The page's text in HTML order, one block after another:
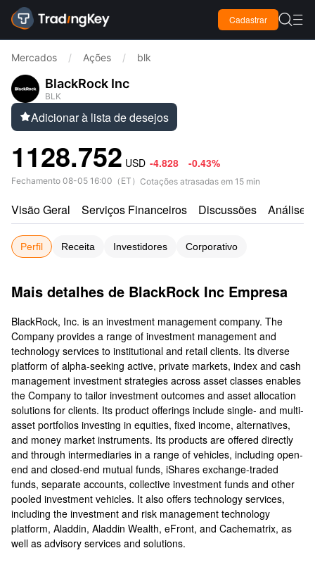
Cadastrar  
Mercados / Ações / blk
BlackRock Inc
BLK
Adicionar à lista de desejos
1128.752 USD -4.828 -0.43%
Fechamento 08-05 16:00 （ ET ） Cotações atrasadas em 15 min
Visão Geral Serviços Financeiros Discussões Análises
Perfil Receita Investidores Corporativo
Mais detalhes de BlackRock Inc Empresa
BlackRock, Inc. is an investment management company. The
Company provides a range of investment management and
technology services to institutional and retail clients. Its diverse
platform of alpha-seeking active, private markets, index and cash
management investment strategies across asset classes enables
the Company to tailor investment outcomes and asset allocation
solutions for clients. Its product offerings include single- and multi-
asset portfolios investing in equities, fixed income, alternatives,
and money market instruments. Its products are offered directly
and through intermediaries in a range of vehicles, including open-
end and closed-end mutual funds, iShares exchange-traded
funds, separate accounts, collective investment funds and other
pooled investment vehicles. It also offers technology services,
including the investment and risk management technology
platform, Aladdin, Aladdin Wealth, eFront, and Cachematrix, as
well as advisory services and solutions.